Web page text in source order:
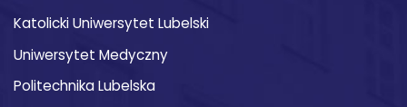
Katolicki Uniwersytet Lubelski
Uniwersytet Medyczny
Politechnika Lubelska